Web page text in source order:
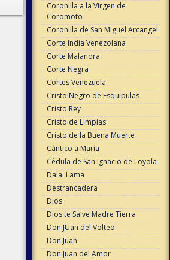
Coronilla a la Virgen de
Coromoto
Coronilla de San Miguel Arcangel
Corte India Venezolana
Corte Malandra
Corte Negra
Cortes Venezuela
Cristo Negro de Esquipulas
Cristo Rey
Cristo de Limpias
Cristo de la Buena Muerte
Cántico a María
Cédula de San Ignacio de Loyola
Dalai Lama
Destrancadera
Dios
Dios te Salve Madre Tierra
Don JUan del Volteo
Don Juan
Don Juan del Amor